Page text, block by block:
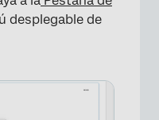
desplegable de